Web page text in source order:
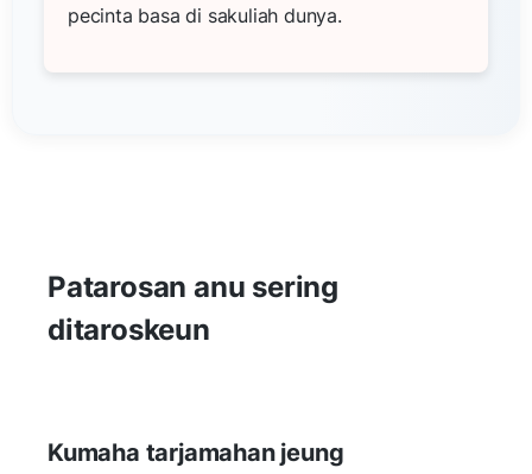
pecinta basa di sakuliah dunya.
Patarosan anu sering
ditaroskeun
Kumaha tarjamahan jeung